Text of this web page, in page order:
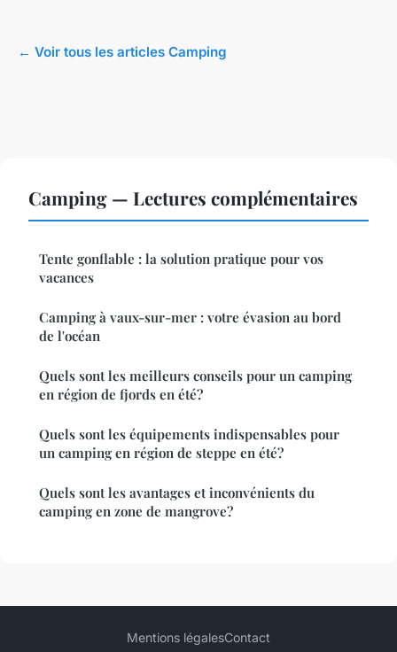
← Voir tous les articles Camping
Camping — Lectures complémentaires
Tente gonflable : la solution pratique pour vos
vacances
Camping à vaux-sur-mer : votre évasion au bord
de l'océan
Quels sont les meilleurs conseils pour un camping
en région de fjords en été?
Quels sont les équipements indispensables pour
un camping en région de steppe en été?
Quels sont les avantages et inconvénients du
camping en zone de mangrove?
Mentions légalesContact